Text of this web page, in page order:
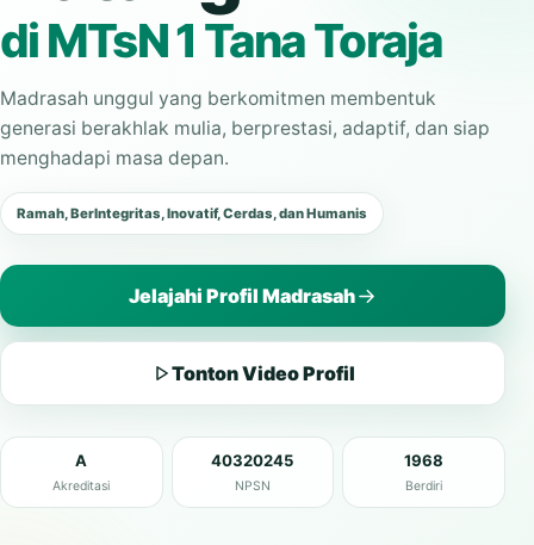
di MTsN 1 Tana Toraja
Madrasah unggul yang berkomitmen membentuk
generasi berakhlak mulia, berprestasi, adaptif, dan siap
menghadapi masa depan.
Ramah, BerIntegritas, Inovatif, Cerdas, dan Humanis
Jelajahi Profil Madrasah
Tonton Video Profil
A
Akreditasi
40320245
NPSN
1968
Berdiri